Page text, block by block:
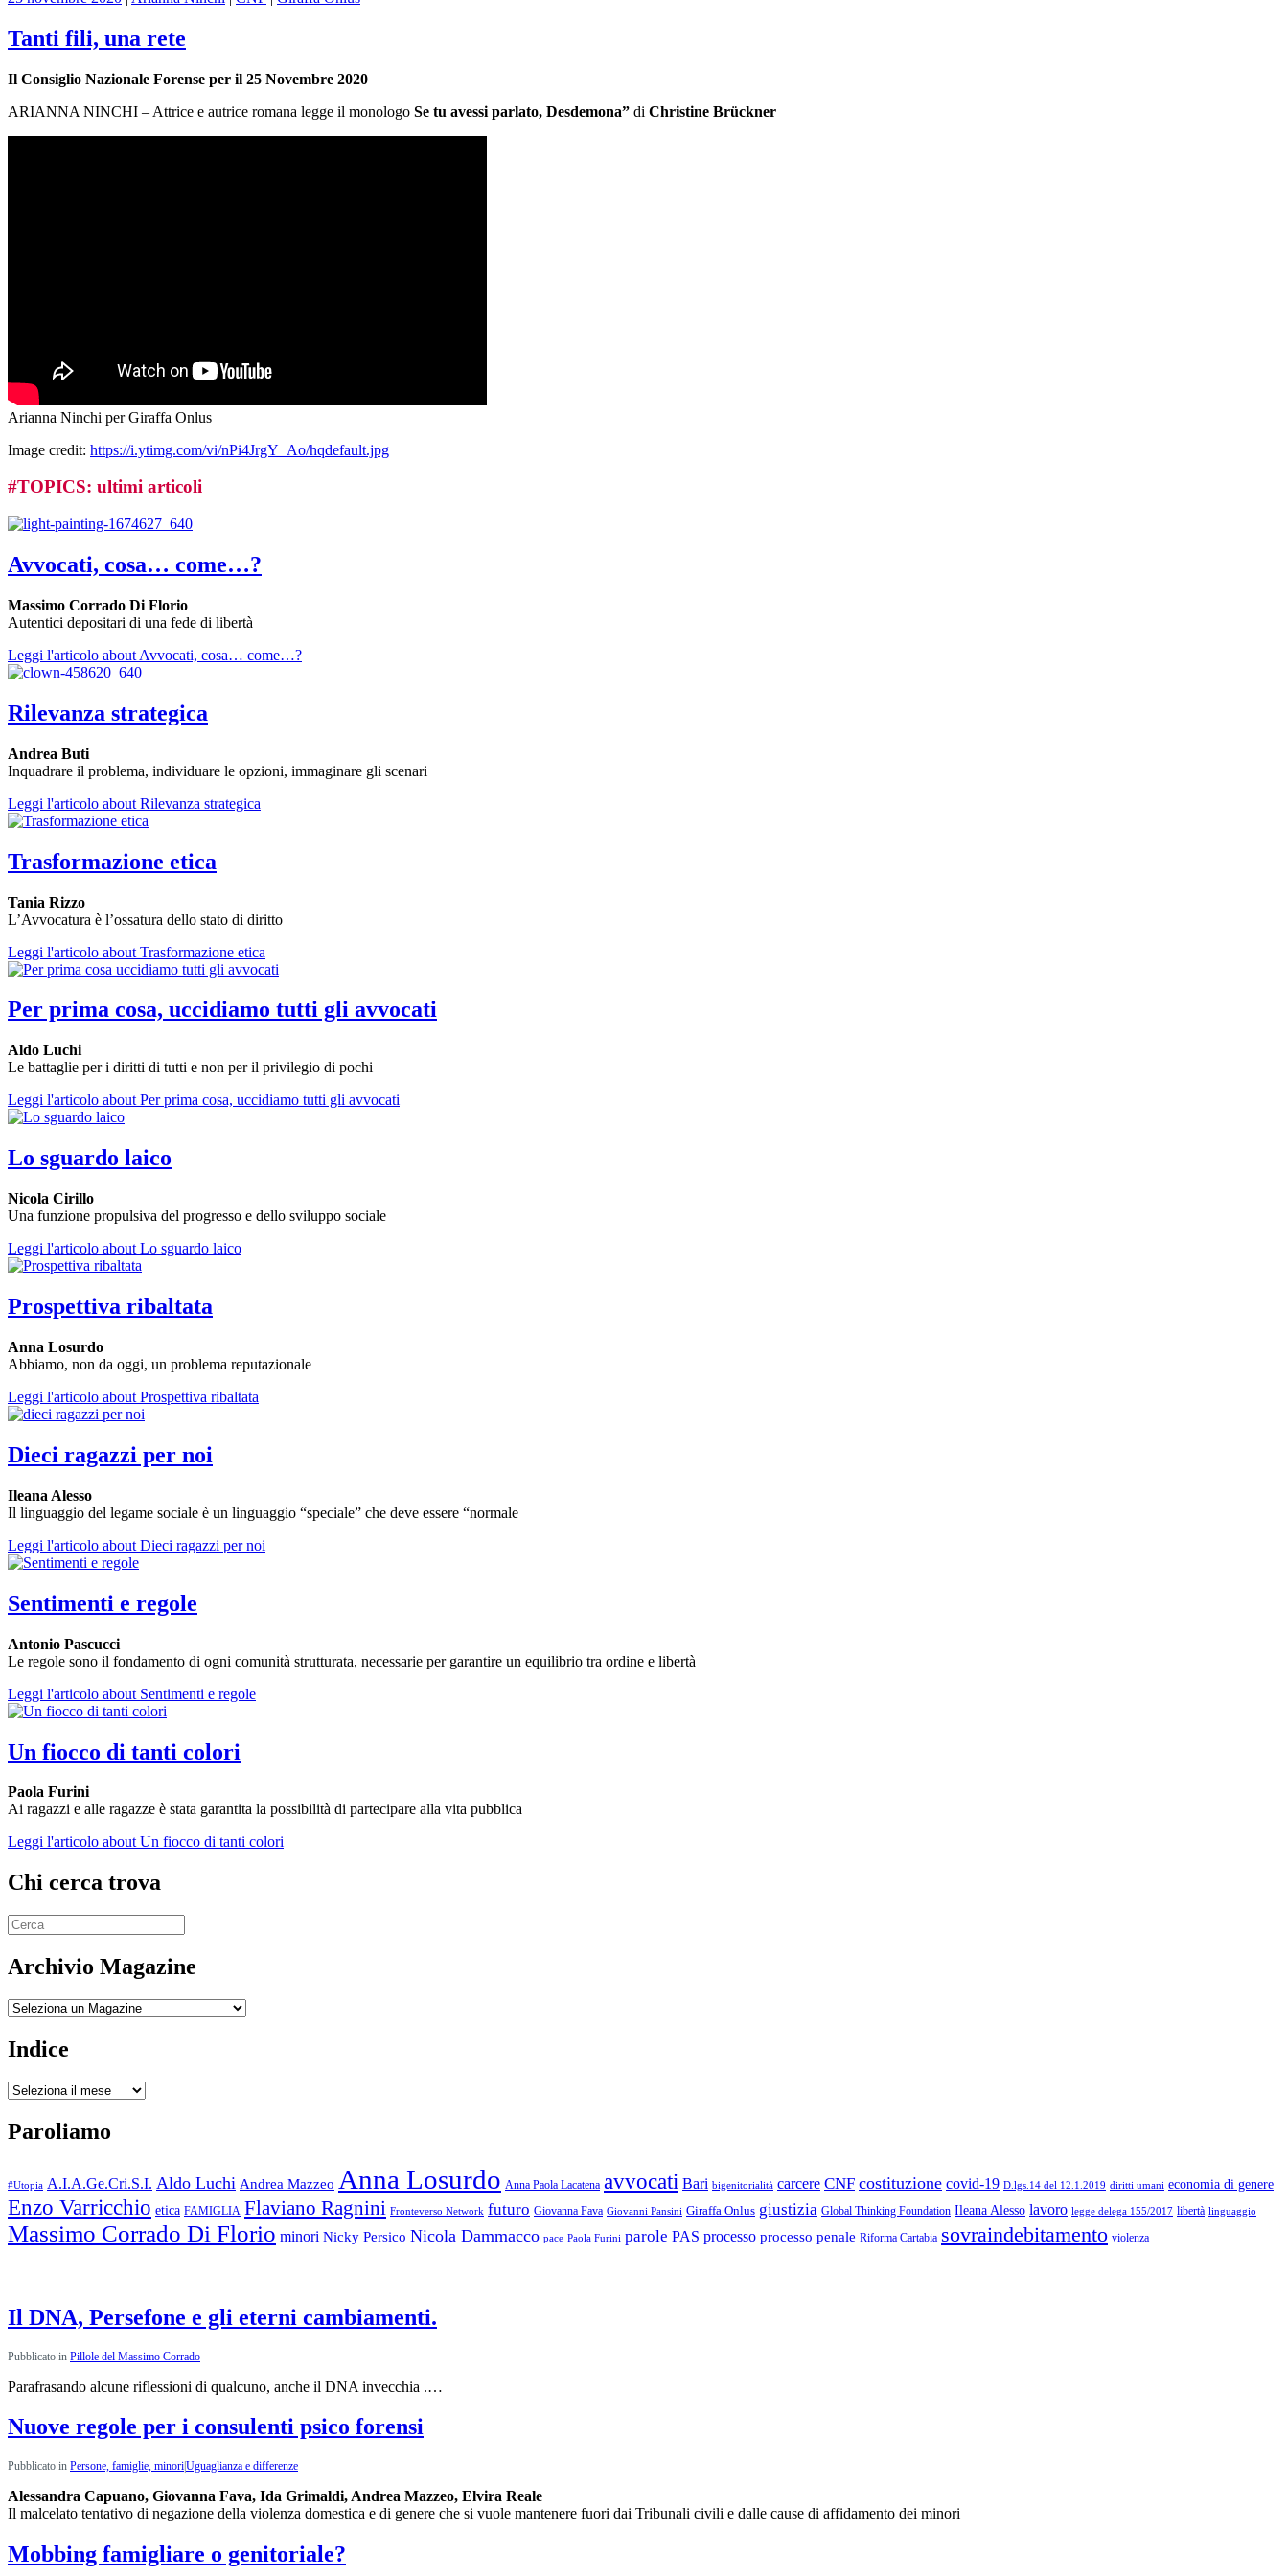
Tanti fili, una rete
Il Consiglio Nazionale Forense per il 25 Novembre 2020
ARIANNA NINCHI – Attrice e autrice romana legge il monologo Se tu avessi parlato, Desdemona” di Christine Brückner
Arianna Ninchi per Giraffa Onlus
Image credit: https://i.ytimg.com/vi/nPi4JrgY_Ao/hqdefault.jpg
#TOPICS: ultimi articoli
Avvocati, cosa… come…?
Massimo Corrado Di Florio
Autentici depositari di una fede di libertà
Leggi l'articolo about Avvocati, cosa… come…?
Rilevanza strategica
Andrea Buti
Inquadrare il problema, individuare le opzioni, immaginare gli scenari
Leggi l'articolo about Rilevanza strategica
Trasformazione etica
Tania Rizzo
L’Avvocatura è l’ossatura dello stato di diritto
Leggi l'articolo about Trasformazione etica
Per prima cosa, uccidiamo tutti gli avvocati
Aldo Luchi
Le battaglie per i diritti di tutti e non per il privilegio di pochi
Leggi l'articolo about Per prima cosa, uccidiamo tutti gli avvocati
Lo sguardo laico
Nicola Cirillo
Una funzione propulsiva del progresso e dello sviluppo sociale
Leggi l'articolo about Lo sguardo laico
Prospettiva ribaltata
Anna Losurdo
Abbiamo, non da oggi, un problema reputazionale
Leggi l'articolo about Prospettiva ribaltata
Dieci ragazzi per noi
Ileana Alesso
Il linguaggio del legame sociale è un linguaggio “speciale” che deve essere “normale
Leggi l'articolo about Dieci ragazzi per noi
Sentimenti e regole
Antonio Pascucci
Le regole sono il fondamento di ogni comunità strutturata, necessarie per garantire un equilibrio tra ordine e libertà
Leggi l'articolo about Sentimenti e regole
Un fiocco di tanti colori
Paola Furini
Ai ragazzi e alle ragazze è stata garantita la possibilità di partecipare alla vita pubblica
Leggi l'articolo about Un fiocco di tanti colori
Chi cerca trova
Archivio Magazine
Archivio
Indice
Indice
Paroliamo
#Utopia A.I.A.Ge.Cri.S.I. Aldo Luchi Andrea Mazzeo Anna Losurdo Anna Paola Lacatena avvocati Bari bigenitorialità carcere CNF costituzione covid-19 D.lgs.14 del 12.1.2019 diritti umani economia di genere
Enzo Varricchio etica FAMIGLIA Flaviano Ragnini Fronteverso Network futuro Giovanna Fava Giovanni Pansini Giraffa Onlus giustizia Global Thinking Foundation Ileana Alesso lavoro legge delega 155/2017 libertà linguaggio
Massimo Corrado Di Florio minori Nicky Persico Nicola Dammacco pace Paola Furini parole PAS processo processo penale Riforma Cartabia sovraindebitamento violenza
Il DNA, Persefone e gli eterni cambiamenti.
Pubblicato in Pillole del Massimo Corrado
Parafrasando alcune riflessioni di qualcuno, anche il DNA invecchia .…
Nuove regole per i consulenti psico forensi
Pubblicato in Persone, famiglie, minoriUguaglianza e differenze
Alessandra Capuano, Giovanna Fava, Ida Grimaldi, Andrea Mazzeo, Elvira Reale
Il malcelato tentativo di negazione della violenza domestica e di genere che si vuole mantenere fuori dai Tribunali civili e dalle cause di affidamento dei minori
Mobbing famigliare o genitoriale?